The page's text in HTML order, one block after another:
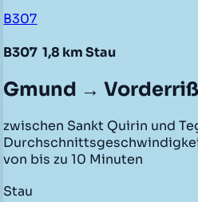
B307
B307 1,8 km Stau
Gmund → Vorderriß
zwischen Sankt Quirin und
von bis zu 10 Minuten
Stau